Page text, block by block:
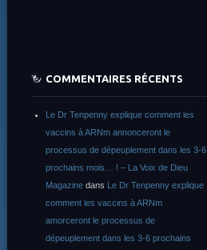
COMMENTAIRES RÉCENTS
Le Dr Tenpenny explique comment les
vaccins à ARNm annonceront le
processus de dépeuplement dans les 3-6
prochains mois… ! – La Voix de Dieu
Magazine dans Le Dr Tenpenny explique
comment les vaccins à ARNm
amorceront le processus de
dépeuplement dans les 3-6 prochains